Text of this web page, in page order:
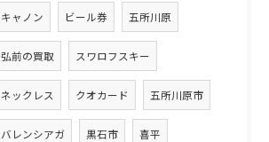
キャノン ビール券 五所川原
弘前の買取 スワロフスキー
ネックレス クオカード 五所川原市
バレンシアガ 黒石市 喜平